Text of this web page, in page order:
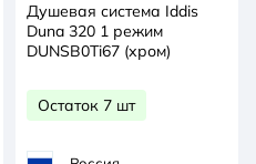
Душевая система Iddis
Duna 320 1 режим
DUNSB0Ti67 (хром)
Остаток 7 шт